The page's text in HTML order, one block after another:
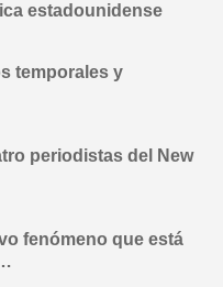
estadounidense
temporales y
periodistas del New
fenómeno que está